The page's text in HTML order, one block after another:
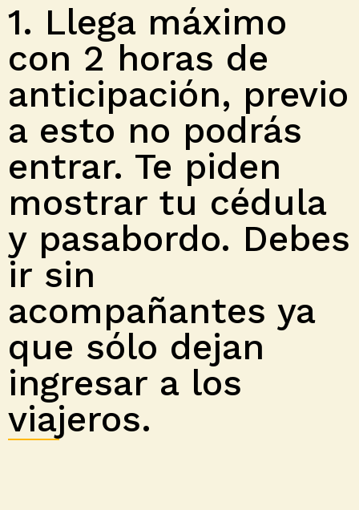
1. Llega máximo
con 2 horas de
anticipación, previo
a esto no podrás
entrar. Te piden
mostrar tu cédula
y pasabordo. Debes
ir sin
acompañantes ya
que sólo dejan
ingresar a los
viajeros.